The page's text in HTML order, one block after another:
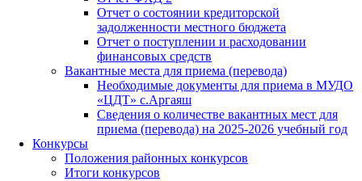
Отчет о состоянии кредиторской
задолженности местного бюджета
Отчет о поступлении и расходовании
финансовых средств
Вакантные места для приема (перевода)
Необходимые документы для приема в МУДО
«ЦДТ» с.Аргаяш
Сведения о количестве вакантных мест для
приема (перевода) на 2025-2026 учебный год
Конкурсы
Положения районных конкурсов
Итоги конкурсов